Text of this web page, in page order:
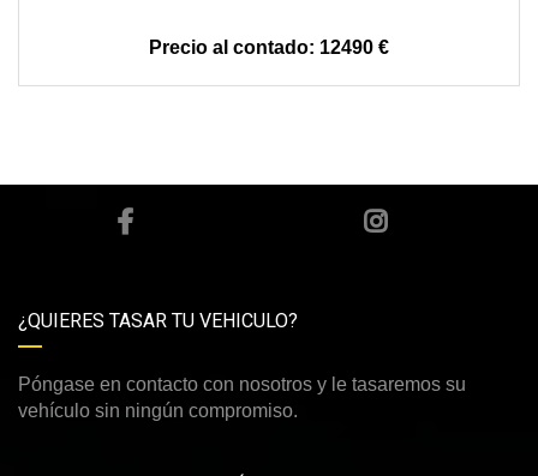
12490 €
¿QUIERES TASAR TU VEHICULO?
Póngase en contacto con nosotros y le tasaremos su
vehículo sin ningún compromiso.